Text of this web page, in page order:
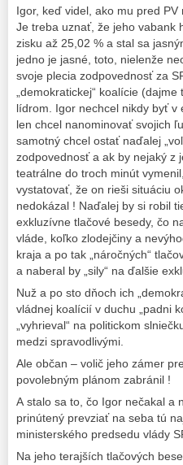
Igor, keď videl, ako mu pred
Je treba uznať, že jeho vabank
zisku až 25,02 % a stal sa
jedno je jasné, toto, nielenže
svoje plecia zodpovednosť za
„demokratickej“ koalície
lídrom. Igor nechcel nikdy byť v
len chcel nanominovať svojich
samotný chcel ostať naďalej
zodpovednosť a ak by nejaký z
teatrálne do troch minút
vystatovať, že on rieši situáciu
nedokázal ! Naďalej by si robil
exkluzívne tlačové besedy, čo
vláde, koľko zlodejčiny a
kraja a po tak „náročných“
a naberal by „sily“ na ďalšie
Nuž a po sto dňoch ich
vládnej koalícií v duchu „padni
„vyhrieval“ na politickom
medzi spravodlivými.
Ale občan – volič jeho zámer
povolebným plánom zabránil !
A stalo sa to, čo Igor nečakal a
prinútený prevziať na seba tú
ministerského predsedu vlády
Na jeho terajších tlačových